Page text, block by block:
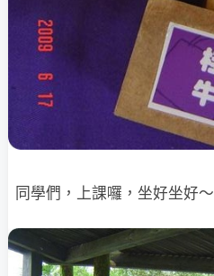
同學們，上課囉，坐好坐好～